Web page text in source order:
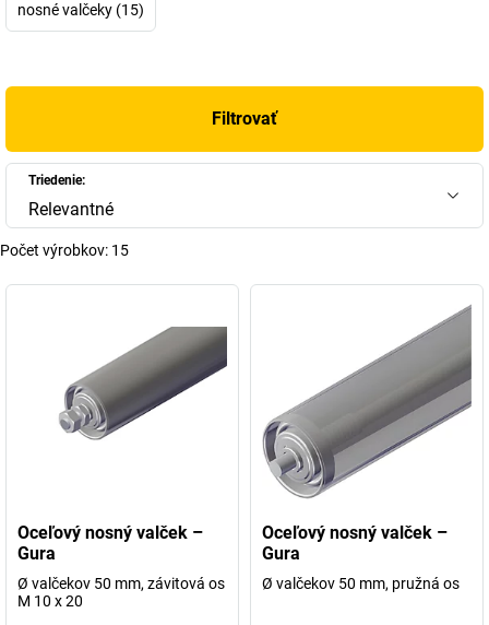
nosné valčeky (15)
Filtrovať
Triedenie:
Relevantné
Počet výrobkov: 15
Oceľový nosný valček –
Gura
Ø valčekov 50 mm, závitová os
M 10 x 20
Oceľový nosný valček –
Gura
Ø valčekov 50 mm, pružná os